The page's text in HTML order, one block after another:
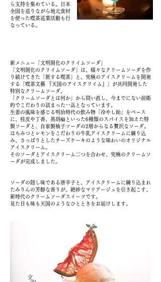
ら支持を集めている。日本
全国を巡りながら地元食材
を使った喫茶巡業活動も行
なっている。
新メニュー「文明開化のクリイムソーダ」
「文明開化のクリイムソーダ」は、様々なクリームソーダを作
り続けてきた「旅する喫茶」と、究極のアイスクリームを開発
する「喫茶文藝 『天国のアイスクリイム』」が共同開発した
特別なクリームソーダ。
「クリームソーダとは何か」から問い直し、今までにない前衛
的でこだわりの詰まった一品となっています。
生姜の風味を感じる明治時代の飲み物「冷やし飴」をベース
に、桂皮や丁香、黒胡椒といった6種類のスパイスを加えた特
製ソーダと、自家製柚子ソーダの2層からなる贅沢なソーダ。
はちみつとレモンをこだわりの牛乳アイスクリームに練り込
み、さっぱりとしたチーズケーキのような味わいのオリジナル
アイスクリーム。
そのソーダとアイスクリーム二つを合わせ、究極のクリームソ
ーダが完成しました。
ソーダの隠し味である唐辛子と、アイスクリームに練り込まれ
たみりんの芳醇な香りが、絶妙なマリアージュを引き起こす、
新時代のクリームソーダスイーツです。
見た目も味も天国のようなひとときをお届けします。